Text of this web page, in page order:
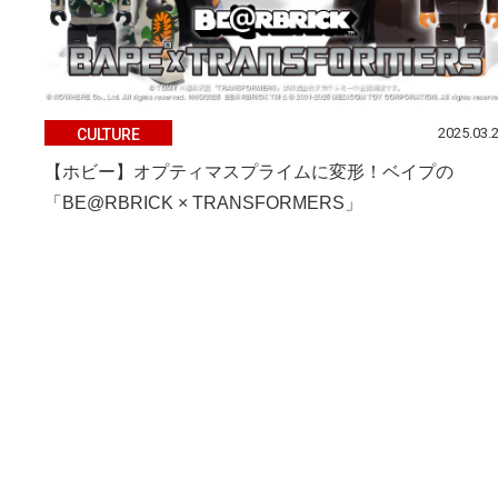
CULTURE
【ホビー】オプティマスプライムに変形！ベイプの
「BE@RBRICK × TRANSFORMERS」